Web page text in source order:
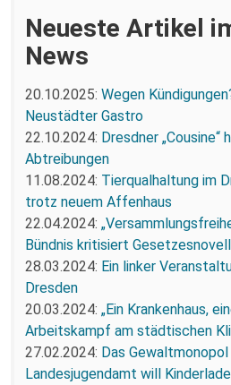
Neueste Artikel
News
20.10.2025: Wegen
Neustädter Gastro
22.10.2024: Dresdner
Abtreibungen
11.08.2024: Tierqualhaltung im
trotz neuem Affenhaus
22.04.2024:
Bündnis kritisiert
28.03.2024: Ein linker
Dresden
20.03.2024: „Ein Krankenhaus,
Arbeitskampf am städtischen
27.02.2024: Das
Landesjugendamt will